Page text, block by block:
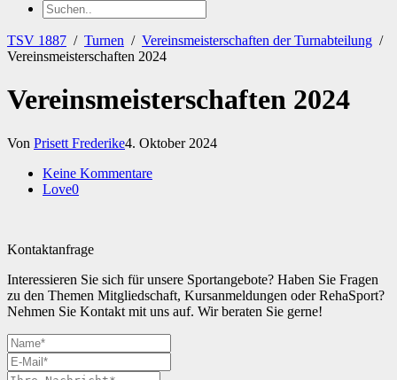
TSV 1887 / Turnen / Vereinsmeisterschaften der Turnabteilung /
Vereinsmeisterschaften 2024
Vereinsmeisterschaften 2024
Von Prisett Frederike4. Oktober 2024
Keine Kommentare
Love0
Kontaktanfrage
Interessieren Sie sich für unsere Sportangebote? Haben Sie Fragen
zu den Themen Mitgliedschaft, Kursanmeldungen oder RehaSport?
Nehmen Sie Kontakt mit uns auf. Wir beraten Sie gerne!